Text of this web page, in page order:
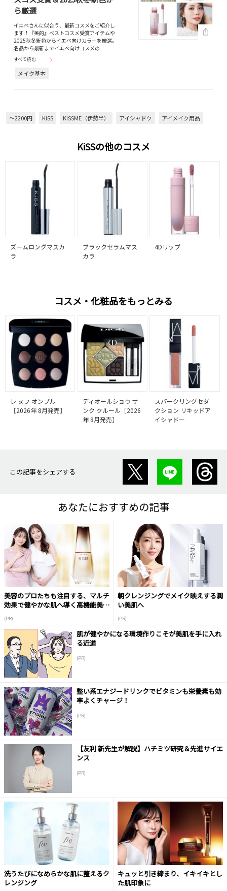
ら厳選
イエベさんに似合う、最新コスメをご紹介し
ます！『美的』ベストコスメ受賞アイテムや
2025秋冬新色からイエベ向けカラーを厳選。
名品から最新までイエベ向けコスメの…
すべて読む
メイク基本
～2200円 KiSS KISSME（伊勢半） アイシャドウ アイメイク用品
KiSSの他のコスメ
ズームロングマスカ
ラ
ブラックセラムマス
カラ
4Dリップ
コスメ・化粧品をもっとみる
レ ヌフ オンブル
［2026年 8月発売］
ディオールショウ サ
ンク クルール［2026
年 8月発売］
スパークリングセダ
クション リキッドア
イシャドー
この記事をシェアする
あなたにおすすめの記事
美容のプロたちも注目する、マルチ
効果で健やかな肌へ導く高機能美容
(PR)
朝クレンジングでメイク映えする潤
い美肌へ
(PR)
肌が健やかになる環境作りこそが美肌を手に入れ
る近道
(PR)
整い系エナジードリンクでビタミンも栄養素も効
率よくチャージ！
(PR)
【友利 新先生が解説】ハチミツ研究＆先進サイエ
ンス
(PR)
洗うたびになめらかな肌に整えるク
レンジング
キュッと引き締まり、イキイキとし
た肌印象に